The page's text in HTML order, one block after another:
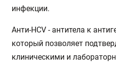
инфекции.
Анти-HCV - антитела к
который позволяет
клиническими и